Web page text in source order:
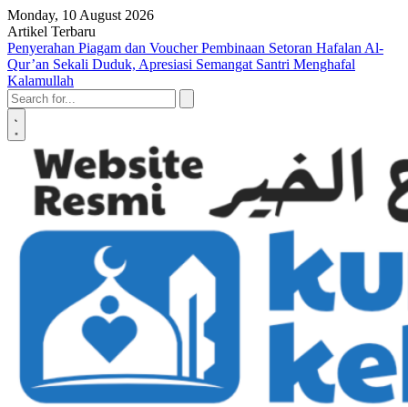
Skip to content
Monday, 10 August 2026
Artikel Terbaru
Keutamaan Membantu Anak Yatim